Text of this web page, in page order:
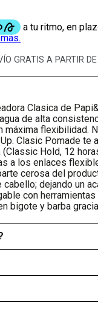
GRATIS A PARTIR
Clasica de
de alta
máxima flexibilidad.
Clasic Pomade te
Hold, 12
a los enlaces
cerosa del
dejando un
con
bigote y barba